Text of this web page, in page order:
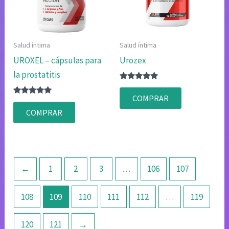
Salud íntima
UROXEL – cápsulas para
la prostatitis
Valorado
4.75
de 5
COMPRAR
Salud íntima
Urozex
Valorado
4.80
de 5
COMPRAR
← 1 2 3 … 106 107
108 109 110 111 112 … 119
120 121 →